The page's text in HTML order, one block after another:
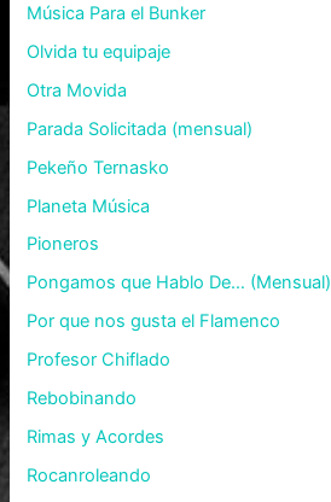
Música Para el Bunker
Olvida tu equipaje
Otra Movida
Parada Solicitada (mensual)
Pekeño Ternasko
Planeta Música
Pioneros
Pongamos que Hablo De… (Mensual)
Por que nos gusta el Flamenco
Profesor Chiflado
Rebobinando
Rimas y Acordes
Rocanroleando